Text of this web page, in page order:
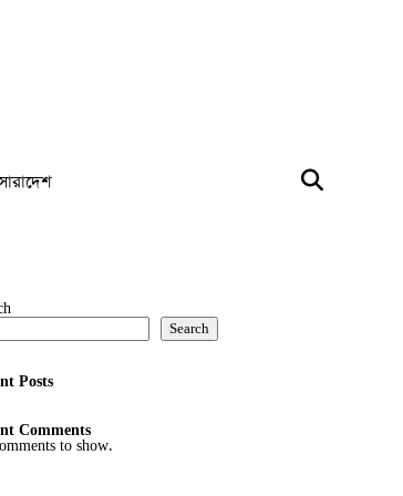
Search
Posts
Comments
to show.